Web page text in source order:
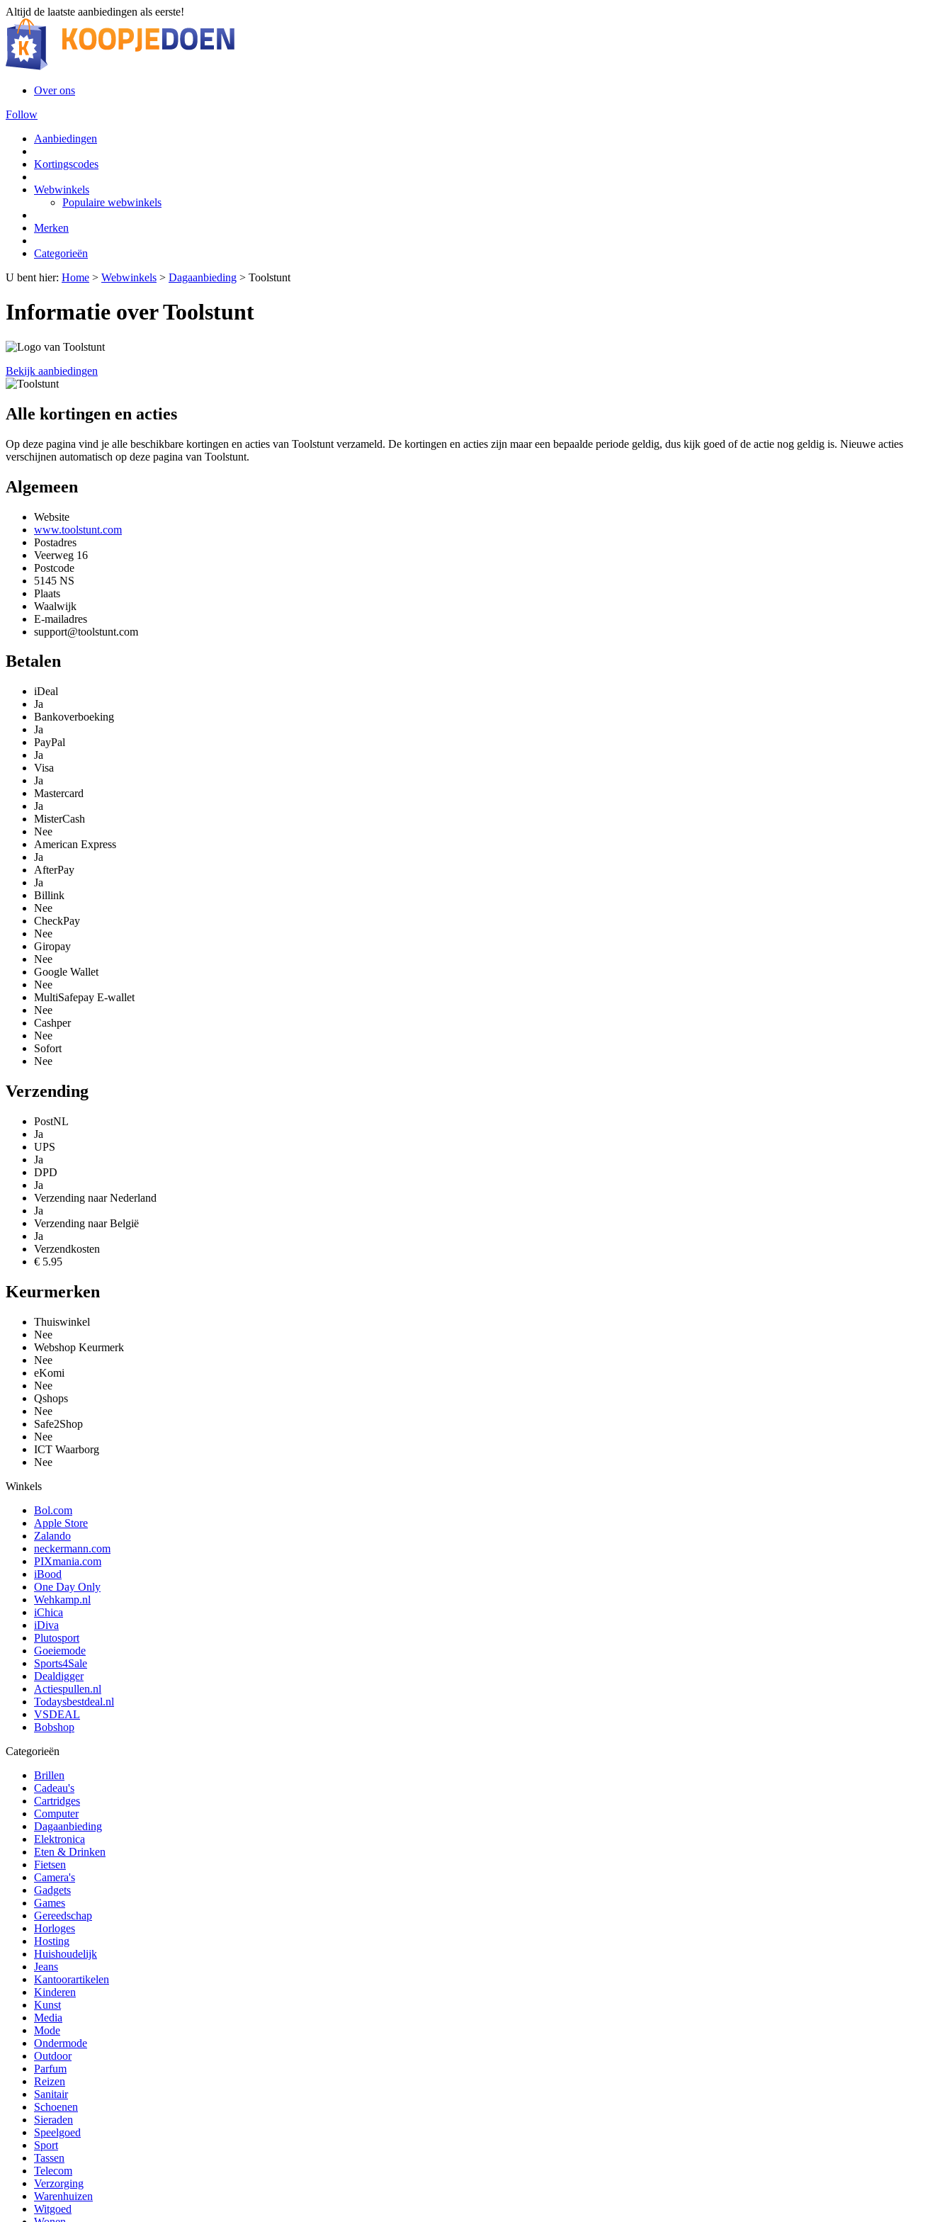
Altijd de laatste aanbiedingen als eerste!
Over ons
Follow
Aanbiedingen
Kortingscodes
Webwinkels
Populaire webwinkels
Merken
Categorieën
U bent hier: Home > Webwinkels > Dagaanbieding > Toolstunt
Informatie over Toolstunt
Bekijk aanbiedingen
Alle kortingen en acties
Op deze pagina vind je alle beschikbare kortingen en acties van Toolstunt verzameld. De kortingen en acties zijn maar een bepaalde periode geldig, dus kijk goed of de actie nog geldig is. Nieuwe acties
verschijnen automatisch op deze pagina van Toolstunt.
Algemeen
Website
www.toolstunt.com
Postadres
Veerweg 16
Postcode
5145 NS
Plaats
Waalwijk
E-mailadres
support@toolstunt.com
Betalen
iDeal
Ja
Bankoverboeking
Ja
PayPal
Ja
Visa
Ja
Mastercard
Ja
MisterCash
Nee
American Express
Ja
AfterPay
Ja
Billink
Nee
CheckPay
Nee
Giropay
Nee
Google Wallet
Nee
MultiSafepay E-wallet
Nee
Cashper
Nee
Sofort
Nee
Verzending
PostNL
Ja
UPS
Ja
DPD
Ja
Verzending naar Nederland
Ja
Verzending naar België
Ja
Verzendkosten
€ 5.95
Keurmerken
Thuiswinkel
Nee
Webshop Keurmerk
Nee
eKomi
Nee
Qshops
Nee
Safe2Shop
Nee
ICT Waarborg
Nee
Winkels
Bol.com
Apple Store
Zalando
neckermann.com
PIXmania.com
iBood
One Day Only
Wehkamp.nl
iChica
iDiva
Plutosport
Goeiemode
Sports4Sale
Dealdigger
Actiespullen.nl
Todaysbestdeal.nl
VSDEAL
Bobshop
Categorieën
Brillen
Cadeau's
Cartridges
Computer
Dagaanbieding
Elektronica
Eten & Drinken
Fietsen
Camera's
Gadgets
Games
Gereedschap
Horloges
Hosting
Huishoudelijk
Jeans
Kantoorartikelen
Kinderen
Kunst
Media
Mode
Ondermode
Outdoor
Parfum
Reizen
Sanitair
Schoenen
Sieraden
Speelgoed
Sport
Tassen
Telecom
Verzorging
Warenhuizen
Witgoed